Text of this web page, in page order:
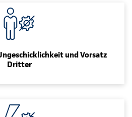
und Vorsatz
Dritter